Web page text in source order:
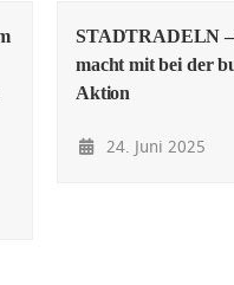
STADTRADELN
macht mit bei der
Aktion
24. Juni 2025